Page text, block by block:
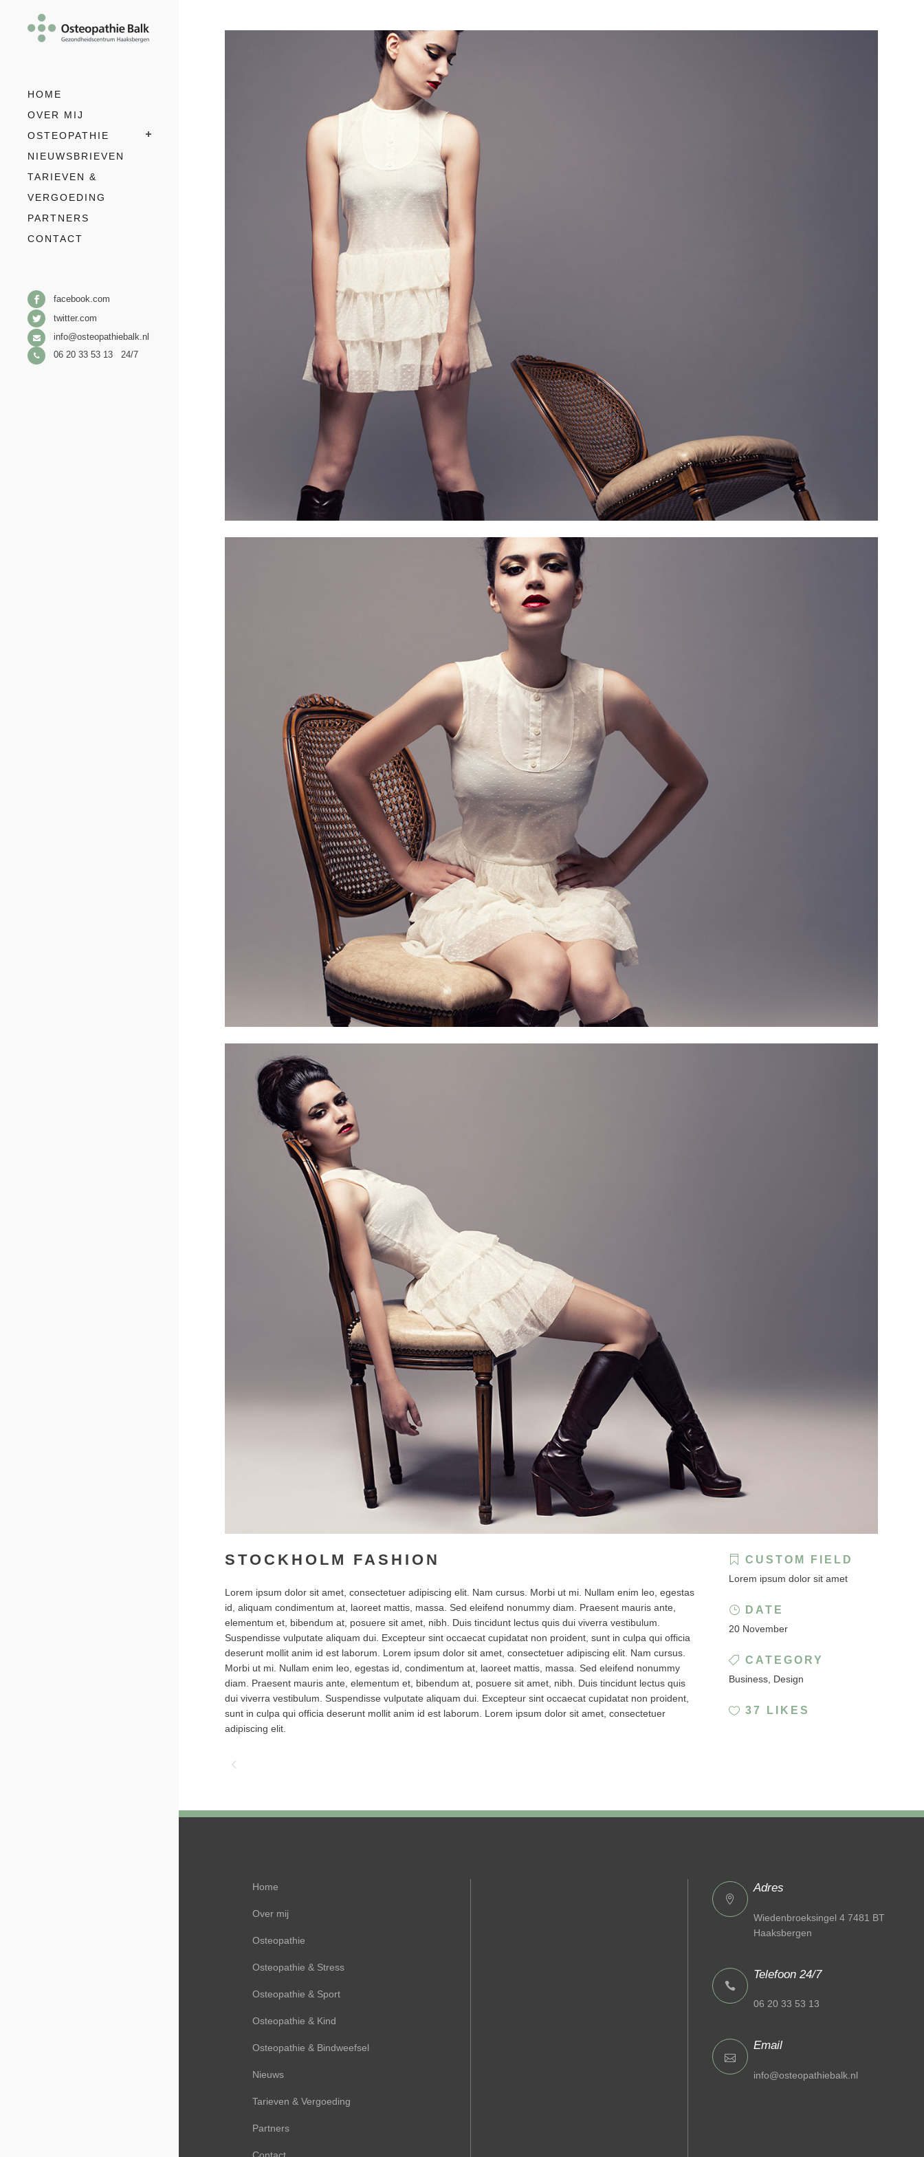
HOME
OVER MIJ
OSTEOPATHIE
NIEUWSBRIEVEN
TARIEVEN &
VERGOEDING
PARTNERS
CONTACT
facebook.com
twitter.com
info@osteopathiebalk.nl
06 20 33 53 13 24/7
STOCKHOLM FASHION
Lorem ipsum dolor sit amet, consectetuer adipiscing elit. Nam cursus. Morbi ut mi. Nullam enim leo, egestas
id, aliquam condimentum at, laoreet mattis, massa. Sed eleifend nonummy diam. Praesent mauris ante,
elementum et, bibendum at, posuere sit amet, nibh. Duis tincidunt lectus quis dui viverra vestibulum.
Suspendisse vulputate aliquam dui. Excepteur sint occaecat cupidatat non proident, sunt in culpa qui officia
deserunt mollit anim id est laborum. Lorem ipsum dolor sit amet, consectetuer adipiscing elit. Nam cursus.
Morbi ut mi. Nullam enim leo, egestas id, condimentum at, laoreet mattis, massa. Sed eleifend nonummy
diam. Praesent mauris ante, elementum et, bibendum at, posuere sit amet, nibh. Duis tincidunt lectus quis
dui viverra vestibulum. Suspendisse vulputate aliquam dui. Excepteur sint occaecat cupidatat non proident,
sunt in culpa qui officia deserunt mollit anim id est laborum. Lorem ipsum dolor sit amet, consectetuer
adipiscing elit.
CUSTOM FIELD
Lorem ipsum dolor sit amet
DATE
20 November
CATEGORY
Business, Design
37 LIKES
Home
Over mij
Osteopathie
Osteopathie & Stress
Osteopathie & Sport
Osteopathie & Kind
Osteopathie & Bindweefsel
Nieuws
Tarieven & Vergoeding
Partners
Adres
Wiedenbroeksingel 4 7481 BT
Haaksbergen
Telefoon 24/7
06 20 33 53 13
Email
info@osteopathiebalk.nl